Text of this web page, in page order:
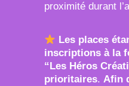
proximité durant
Les places
inscriptions à la
“Les Héros
prioritaires. Afin